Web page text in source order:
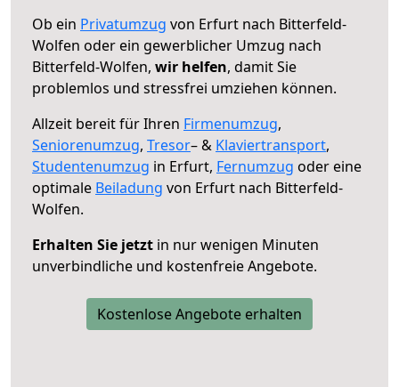
Ob ein Privatumzug von Erfurt nach Bitterfeld-
Wolfen oder ein gewerblicher Umzug nach
Bitterfeld-Wolfen, wir helfen, damit Sie
problemlos und stressfrei umziehen können.
Allzeit bereit für Ihren Firmenumzug,
Seniorenumzug, Tresor– & Klaviertransport,
Studentenumzug in Erfurt, Fernumzug oder eine
optimale Beiladung von Erfurt nach Bitterfeld-
Wolfen.
Erhalten Sie jetzt in nur wenigen Minuten
unverbindliche und kostenfreie Angebote.
Kostenlose Angebote erhalten